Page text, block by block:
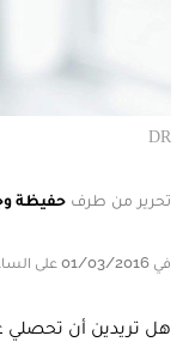
DR
تحرير من طرف حفيظة
في 01/03/2016 على الساعة 16:44
هل تريدين أن